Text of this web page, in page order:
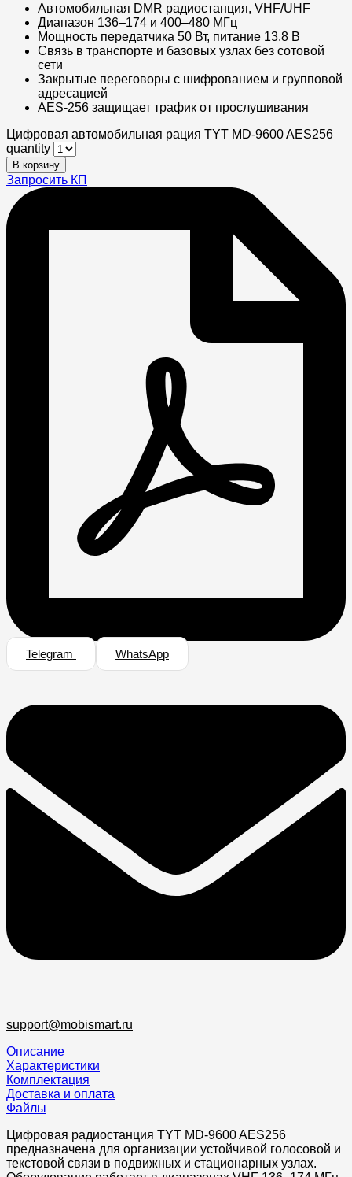
Автомобильная DMR радиостанция, VHF/UHF
Диапазон 136–174 и 400–480 МГц
Мощность передатчика 50 Вт, питание 13.8 В
Связь в транспорте и базовых узлах без сотовой
сети
Закрытые переговоры с шифрованием и групповой
адресацией
AES-256 защищает трафик от прослушивания
Цифровая автомобильная рация TYT MD-9600 AES256
quantity
В корзину
Запросить КП
Telegram WhatsApp
support@mobismart.ru
Описание
Характеристики
Комплектация
Доставка и оплата
Файлы
Цифровая радиостанция TYT MD-9600 AES256
предназначена для организации устойчивой голосовой и
текстовой связи в подвижных и стационарных узлах.